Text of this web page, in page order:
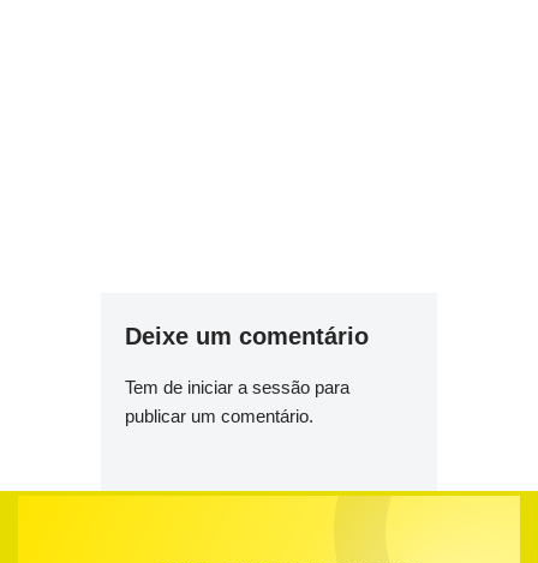
Deixe um comentário
Tem de iniciar a sessão para
publicar um comentário.